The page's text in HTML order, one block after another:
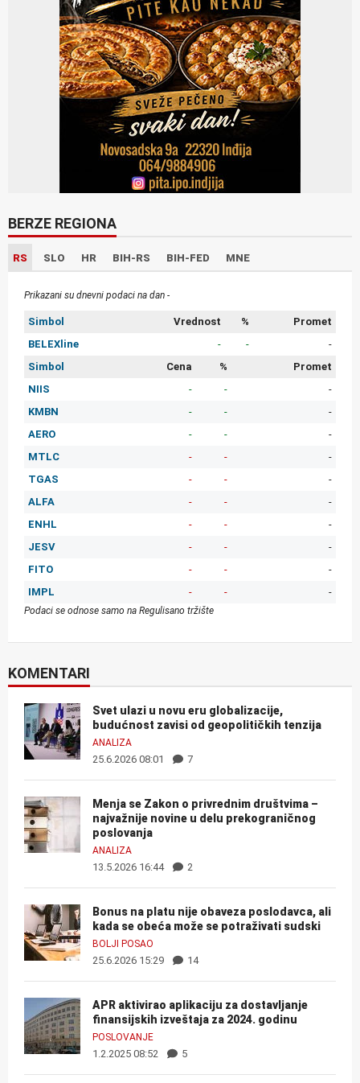
BERZE REGIONA
RS SLO HR BIH-RS BIH-FED MNE
Prikazani su dnevni podaci na dan -
Simbol Vrednost %
Promet
BELEXline
- -
-
Simbol
Cena %
Promet
NIIS
- -
-
KMBN
- -
-
AERO
- -
-
MTLC
- -
-
TGAS
- -
-
ALFA
- -
-
ENHL
- -
-
JESV
- -
-
FITO
- -
-
IMPL
- - -
Podaci se odnose samo na Regulisano tržište
KOMENTARI
Svet ulazi u novu eru globalizacije,
budućnost zavisi od geopolitičkih tenzija
ANALIZA
25.6.2026 08:01 7
Menja se Zakon o privrednim društvima –
najvažnije novine u delu prekograničnog
poslovanja
ANALIZA
13.5.2026 16:44 2
Bonus na platu nije obaveza poslodavca, ali
kada se obeća može se potraživati sudski
BOLJI POSAO
25.6.2026 15:29 14
APR aktivirao aplikaciju za dostavljanje
finansijskih izveštaja za 2024. godinu
POSLOVANJE
1.2.2025 08:52 5